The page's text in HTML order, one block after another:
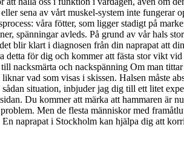
sena av vårt muskel-system inte fungerar
våra fötter, som ligger stadigt på
spänningar avleds. På grund av vår hals
blir klart i diagnosen från din naprapat att
för dig och kommer att fästa stor vikt
nacksmärta och nackspänning Om man
vad som visas i skissen. Halsen måste
situation, inbjuder jag dig till ett litet
Du kommer att märka att hammaren är
Men de flesta människor med
naprapat i Stockholm kan hjälpa dig att